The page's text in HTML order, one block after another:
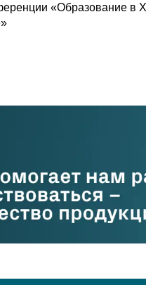
«Образование в